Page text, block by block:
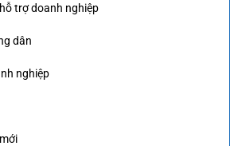
trợ doanh nghiệp
dân
nghiệp